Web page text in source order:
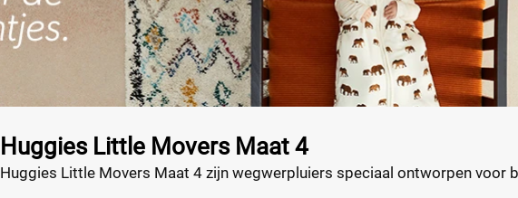
Huggies Little Movers Maat 4
Huggies Little Movers Maat 4 zijn wegwerpluiers speciaal ontworpen voor